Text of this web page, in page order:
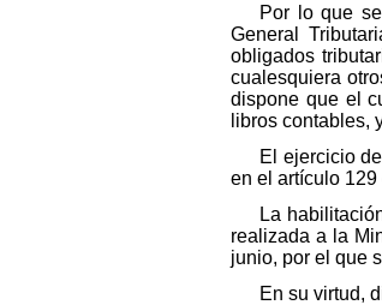
Por lo que
General
obligados
cualesquiera
dispone que el
libros contables,
El ejercicio
en el artículo
La
realizada a la
junio, por el que
En su virtud,